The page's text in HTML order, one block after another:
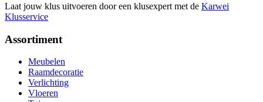
Laat jouw klus uitvoeren door een klusexpert met de Karwei
Klusservice
Assortiment
Meubelen
Raamdecoratie
Verlichting
Vloeren